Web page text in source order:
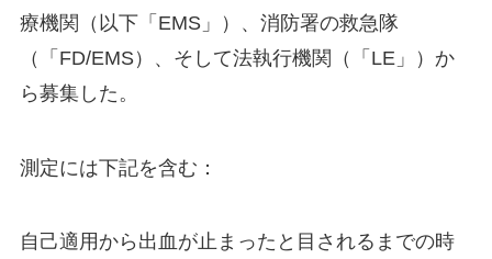
療機関（以下「EMS」）、消防署の救急隊
（「FD/EMS）、そして法執行機関（「LE」）か
ら募集した。
測定には下記を含む：
自己適用から出血が止まったと目されるまでの時